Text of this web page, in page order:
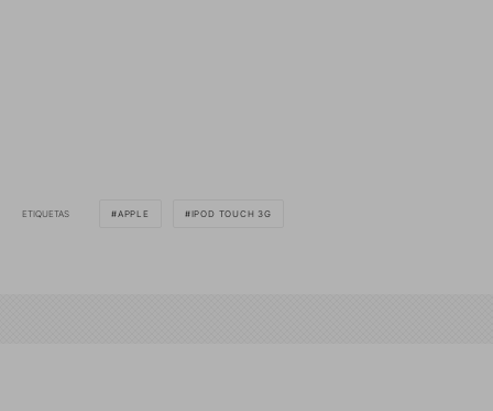
ETIQUETAS APPLE IPOD TOUCH 3G